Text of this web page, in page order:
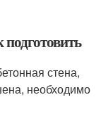
стена,
необходимо